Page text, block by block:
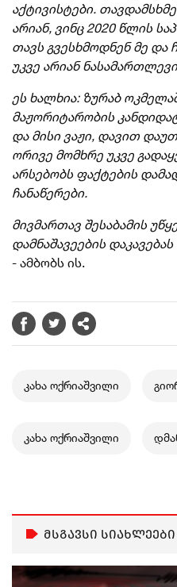
აქტივისტები.
არიან, ვინც 2020 წლის
თავს გვესხმოდნენ მე და
უკვე არიან
ეს ხალხია: ზურაბ
მაჟორიტარობის
და მისი ვაჟი, დავით
ორივე მომხრე უკვე
არსებობს ფაქტების
ჩანაწერები.
მივმართავ შესაბამის
დამნაშავეების
- ამბობს ის.
კახა ოქრიაშვილი
კახა ოქრიაშვილი
მსგავსი სიახლეები